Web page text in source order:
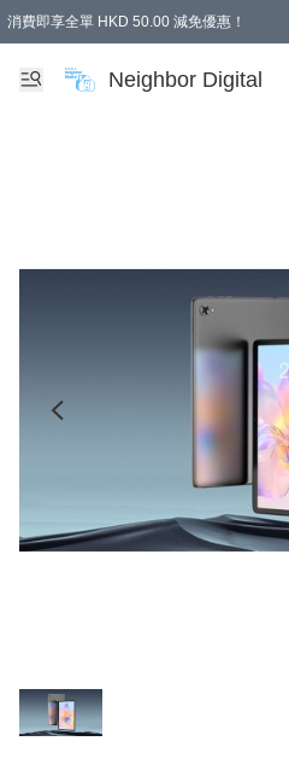
消費即享全單 HKD 50.00 減免優惠！
Neighbor Digital